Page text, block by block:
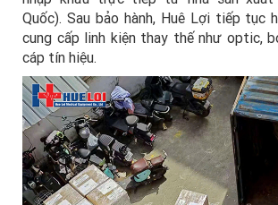
Quốc). Sau bảo hành, Huê Lợi tiếp tục
cung cấp linh kiện thay thế như optic,
cáp tín hiệu.